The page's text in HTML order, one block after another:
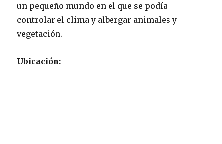
un pequeño mundo en el que se podía
controlar el clima y albergar animales y
vegetación.
Ubicación: